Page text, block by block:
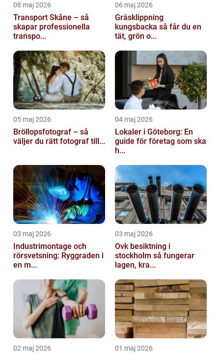
08 maj 2026
Transport Skåne – så
skapar professionella
transpo...
06 maj 2026
Gräsklippning
kungsbacka så får du en
tät, grön o...
05 maj 2026
Bröllopsfotograf – så
väljer du rätt fotograf till...
04 maj 2026
Lokaler i Göteborg: En
guide för företag som ska
h...
03 maj 2026
Industrimontage och
rörsvetsning: Ryggraden i
en m...
03 maj 2026
Ovk besiktning i
stockholm så fungerar
lagen, kra...
02 maj 2026 01 maj 2026